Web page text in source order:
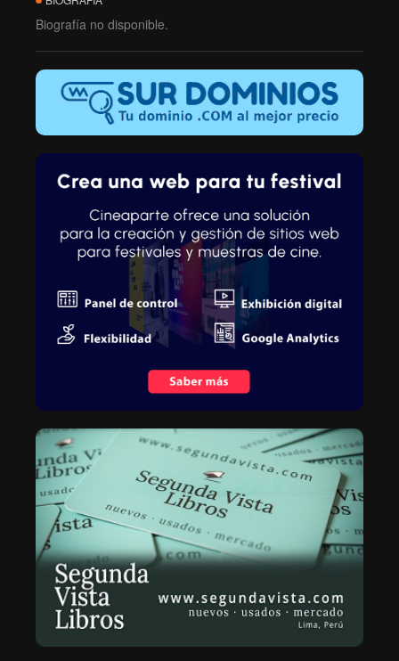
Biografía no disponible.